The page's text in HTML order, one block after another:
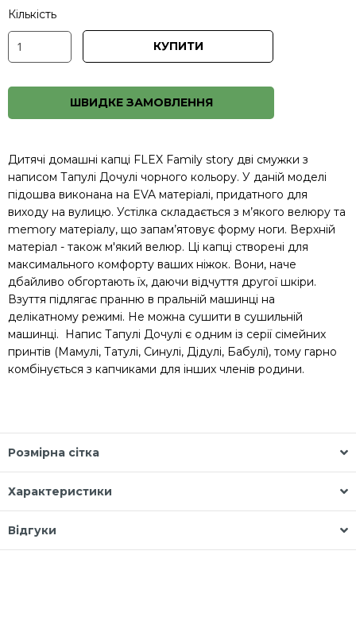
Кількість
КУПИТИ
ШВИДКЕ ЗАМОВЛЕННЯ
Дитячі домашні капці FLEX Family story дві смужки з
написом Тапулі Дочулі чорного кольору. У даній моделі
підошва виконана на EVA матеріалі, придатного для
виходу на вулицю. Устілка складається з м’якого велюру та
memory матеріалу, що запам’ятовує форму ноги. Верхній
матеріал - також м'який велюр. Ці капці створені для
максимального комфорту ваших ніжок. Вони, наче
дбайливо обгортають їх, даючи відчуття другої шкіри.
Взуття підлягає пранню в пральній машинці на
делікатному режимі. Не можна сушити в сушильній
машинці. Напис Тапулі Дочулі є одним із серії сімейних
принтів (Мамулі, Татулі, Синулі, Дідулі, Бабулі), тому гарно
комбінується з капчиками для інших членів родини.
Розмірна сітка
Характеристики
Відгуки